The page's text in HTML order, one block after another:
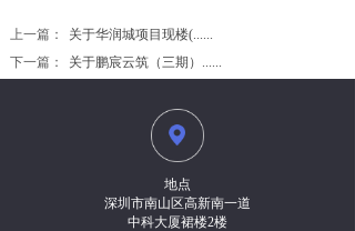
上一篇：
关于华润城项目现楼(......
下一篇：
关于鹏宸云筑（三期）......
地点
深圳市南山区高新南一道
中科大厦裙楼2楼